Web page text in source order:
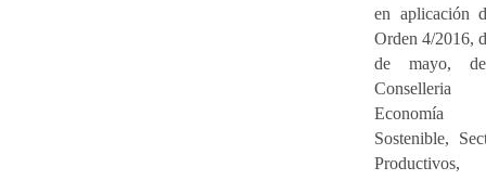
en aplicación
Orden 4/2016,
de mayo,
Economía
Sostenible,
Productivos,